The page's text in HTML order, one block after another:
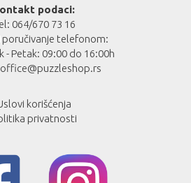
podaci:
064/670 73 16
poručivanje telefonom:
- Petak: 09:00 do 16:00h
office@puzzleshop.rs
korišćenja
privatnosti